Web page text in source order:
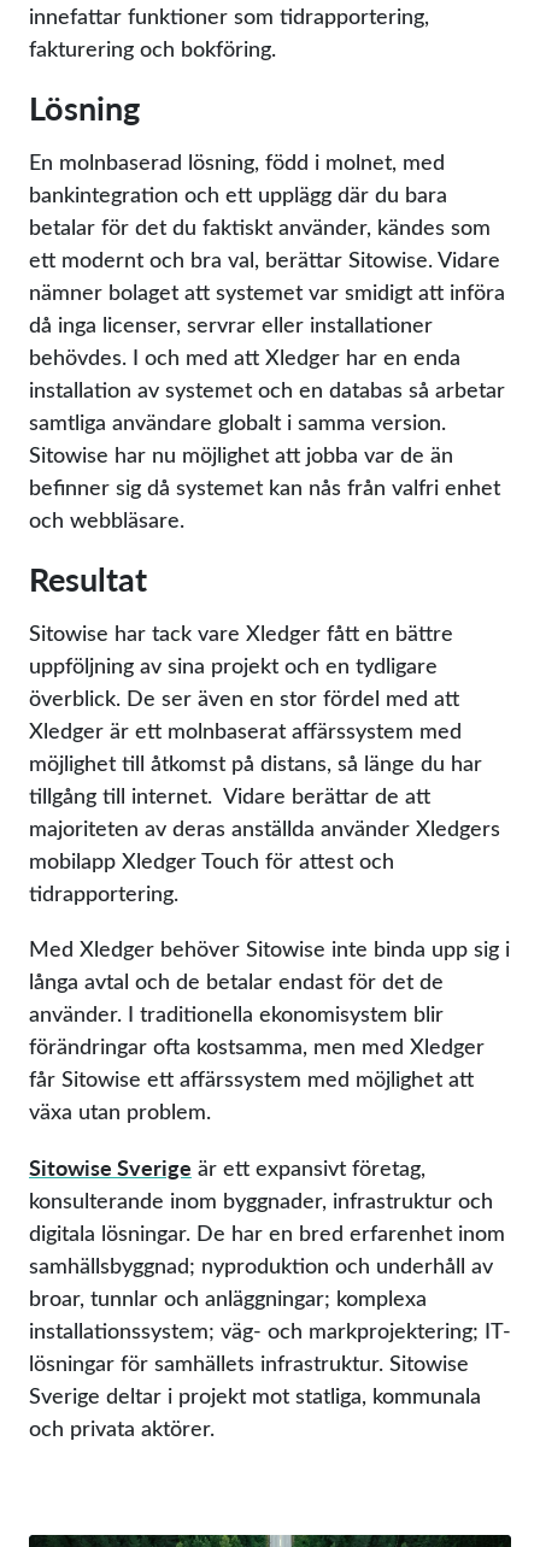
innefattar funktioner som tidrapportering,
fakturering och bokföring.
Lösning
En molnbaserad lösning, född i molnet, med
bankintegration och ett upplägg där du bara
betalar för det du faktiskt använder, kändes som
ett modernt och bra val, berättar Sitowise. Vidare
nämner bolaget att systemet var smidigt att införa
då inga licenser, servrar eller installationer
behövdes. I och med att Xledger har en enda
installation av systemet och en databas så arbetar
samtliga användare globalt i samma version.
Sitowise har nu möjlighet att jobba var de än
befinner sig då systemet kan nås från valfri enhet
och webbläsare.
Resultat
Sitowise har tack vare Xledger fått en bättre
uppföljning av sina projekt och en tydligare
överblick. De ser även en stor fördel med att
Xledger är ett molnbaserat affärssystem med
möjlighet till åtkomst på distans, så länge du har
tillgång till internet. Vidare berättar de att
majoriteten av deras anställda använder Xledgers
mobilapp Xledger Touch för attest och
tidrapportering.
Med Xledger behöver Sitowise inte binda upp sig i
långa avtal och de betalar endast för det de
använder. I traditionella ekonomisystem blir
förändringar ofta kostsamma, men med Xledger
får Sitowise ett affärssystem med möjlighet att
växa utan problem.
Sitowise Sverige är ett expansivt företag,
konsulterande inom byggnader, infrastruktur och
digitala lösningar. De har en bred erfarenhet inom
samhällsbyggnad; nyproduktion och underhåll av
broar, tunnlar och anläggningar; komplexa
installationssystem; väg- och markprojektering; IT-
lösningar för samhällets infrastruktur. Sitowise
Sverige deltar i projekt mot statliga, kommunala
och privata aktörer.